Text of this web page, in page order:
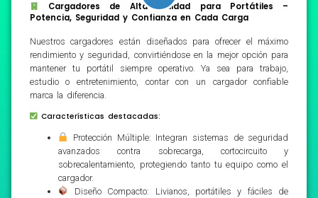
Cargadores de Alta Calidad para Portátiles –
Potencia, Seguridad y Confianza en Cada Carga
Nuestros cargadores están diseñados para ofrecer el máximo
rendimiento y seguridad, convirtiéndose en la mejor opción para
mantener tu portátil siempre operativo. Ya sea para trabajo,
estudio o entretenimiento, contar con un cargador confiable
marca la diferencia.
Características destacadas:
Protección Múltiple: Integran sistemas de seguridad
avanzados contra sobrecarga, cortocircuito y
sobrecalentamiento, protegiendo tanto tu equipo como el
cargador.
Diseño Compacto: Livianos, portátiles y fáciles de